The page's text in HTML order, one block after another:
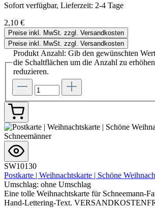
Sofort verfügbar, Lieferzeit: 2-4 Tage
2,10 €
Preise inkl. MwSt. zzgl. Versandkosten
Preise inkl. MwSt. zzgl. Versandkosten
Produkt Anzahl: Gib den gewünschten
die Schaltflächen um die Anzahl zu
reduzieren.
SW10130
Postkarte | Weihnachtskarte | Schöne
Umschlag: ohne Umschlag
Eine tolle Weihnachtskarte für Schneemann-
Hand-Lettering-Text.